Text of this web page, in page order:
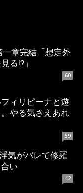
一章完結「想定外
る!?」
60
ィリピーナと遊
やる気さえあれ
59
気がバレて修羅
い
42